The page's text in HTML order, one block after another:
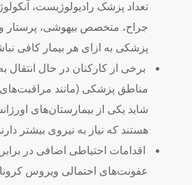
تعداد پزشک رادیولوژیست،
جراح، متخصص بیهوشی، پرستار و
پزشکی به ازای هر بیمار کافی
برخی از کارکنان در حال انتقال
مناطق پزشکی (مانند
شاید یکی از بیمارستان‌های
هستند که نیاز به نیروی بیشتر
اقدامات احتیاطی اضافی در برابر